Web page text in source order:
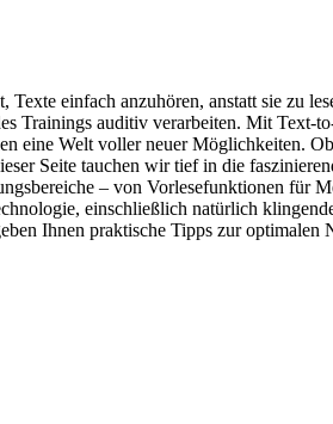
einfach anzuhören, anstatt sie zu
Trainings auditiv verarbeiten. Mit Text-
eine Welt voller neuer Möglichkeiten.
Seite tauchen wir tief in die
– von Vorlesefunktionen für
einschließlich natürlich
Ihnen praktische Tipps zur optimalen